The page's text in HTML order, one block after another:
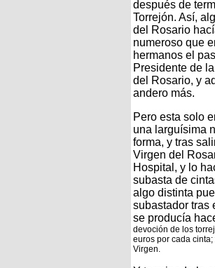
después de
Torrejón. Así,
del Rosario
numeroso que
hermanos el
Presidente de
del Rosario, y
andero más.
Pero esta solo
una larguísima
forma, y tras
Virgen del
Hospital, y lo
subasta de
algo distinta
subastador tras
se producía
devoción de los
euros por cada
Virgen.